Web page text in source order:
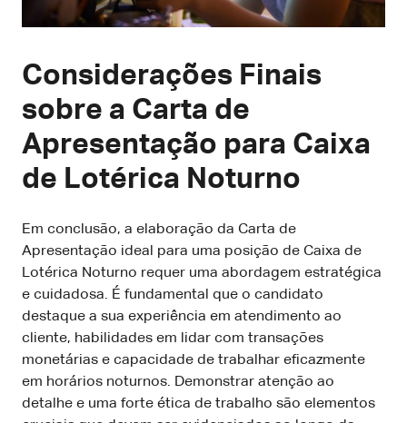
Considerações Finais
sobre a Carta de
Apresentação para Caixa
de Lotérica Noturno
Em conclusão, a elaboração da Carta de
Apresentação ideal para uma posição de Caixa de
Lotérica Noturno requer uma abordagem estratégica
e cuidadosa. É fundamental que o candidato
destaque a sua experiência em atendimento ao
cliente, habilidades em lidar com transações
monetárias e capacidade de trabalhar eficazmente
em horários noturnos. Demonstrar atenção ao
detalhe e uma forte ética de trabalho são elementos